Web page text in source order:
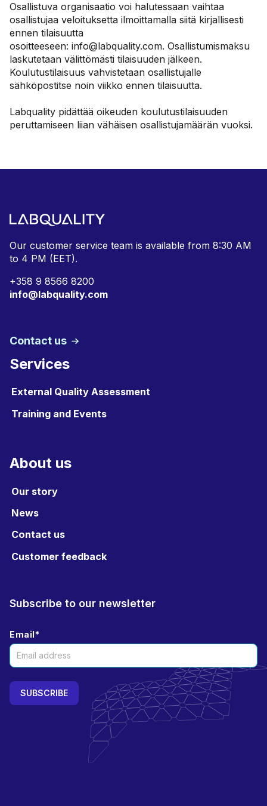
Osallistuva organisaatio voi halutessaan vaihtaa
osallistujaa veloituksetta ilmoittamalla siitä kirjallisesti
ennen tilaisuutta
osoitteeseen: info@labquality.com. Osallistumismaksu
laskutetaan välittömästi tilaisuuden jälkeen.
Koulutustilaisuus vahvistetaan osallistujalle
sähköpostitse noin viikko ennen tilaisuutta.
Labquality pidättää oikeuden koulutustilaisuuden
peruttamiseen liian vähäisen osallistujamäärän vuoksi.
Our customer service team is available from 8:30 AM
to 4 PM (EET).
+358 9 8566 8200
info@labquality.com
Contact us
Services
External Quality Assessment
Training and Events
About us
Our story
News
Contact us
Customer feedback
Subscribe to our newsletter
Email*